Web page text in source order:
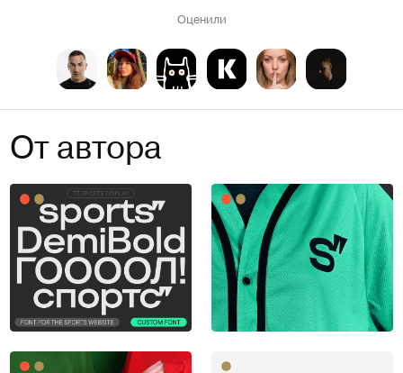
Оценили
От автора